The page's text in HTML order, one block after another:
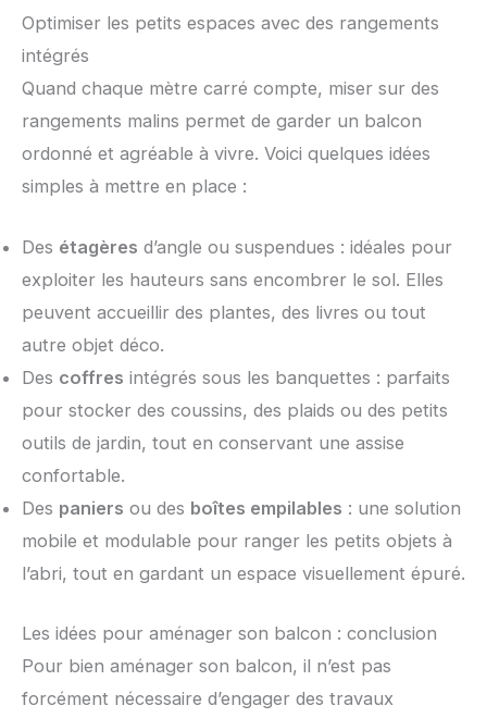
Optimiser les petits espaces avec des rangements
intégrés
Quand chaque mètre carré compte, miser sur des
rangements malins permet de garder un balcon
ordonné et agréable à vivre. Voici quelques idées
simples à mettre en place :
Des étagères d’angle ou suspendues : idéales pour
exploiter les hauteurs sans encombrer le sol. Elles
peuvent accueillir des plantes, des livres ou tout
autre objet déco.
Des coffres intégrés sous les banquettes : parfaits
pour stocker des coussins, des plaids ou des petits
outils de jardin, tout en conservant une assise
confortable.
Des paniers ou des boîtes empilables : une solution
mobile et modulable pour ranger les petits objets à
l’abri, tout en gardant un espace visuellement épuré.
Les idées pour aménager son balcon : conclusion
Pour bien aménager son balcon, il n’est pas
forcément nécessaire d’engager des travaux